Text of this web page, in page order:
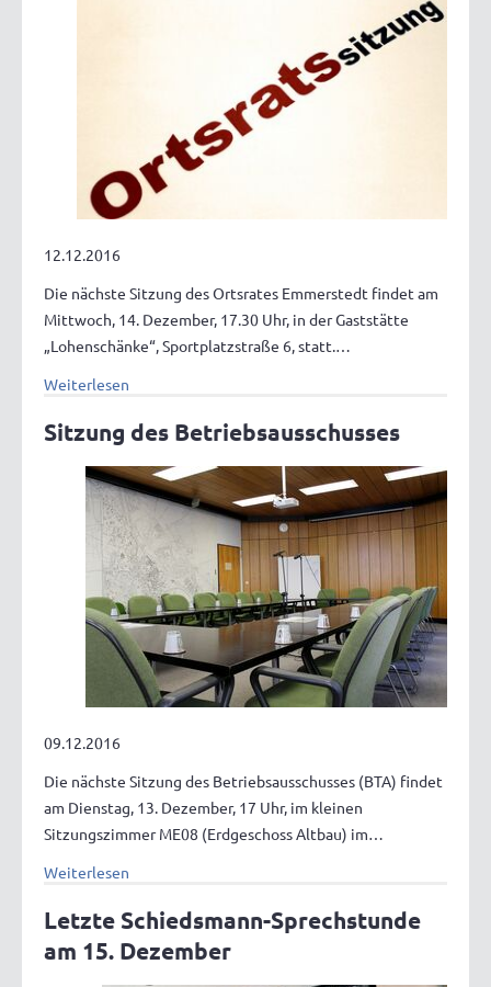
12.12.2016
Die nächste Sitzung des Ortsrates Emmerstedt findet am
Mittwoch, 14. Dezember, 17.30 Uhr, in der Gaststätte
„Lohenschänke“, Sportplatzstraße 6, statt.…
Weiterlesen
Sitzung des Betriebsausschusses
09.12.2016
Die nächste Sitzung des Betriebsausschusses (BTA) findet
am Dienstag, 13. Dezember, 17 Uhr, im kleinen
Sitzungszimmer ME08 (Erdgeschoss Altbau) im…
Weiterlesen
Letzte Schiedsmann-Sprechstunde
am 15. Dezember